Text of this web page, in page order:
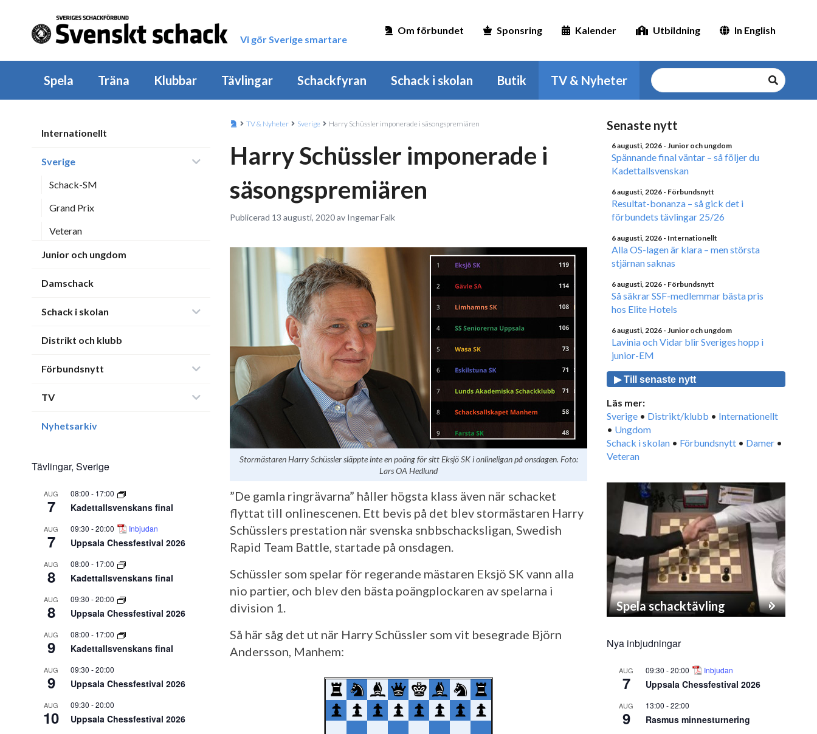
Vi gör Sverige smartare
Om förbundet Sponsring Kalender Utbildning In English
Spela Träna Klubbar Tävlingar Schackfyran Schack i skolan Butik TV & Nyheter
Internationellt
Sverige
Schack-SM
Grand Prix
Veteran
Junior och ungdom
Damschack
Schack i skolan
Distrikt och klubb
Förbundsnytt
TV
Nyhetsarkiv
Tävlingar, Sverige
AUG
7
08:00 - 17:00
Kadettallsvenskans final
AUG
7
09:30 -20:00 Inbjudan
Uppsala Chessfestival 2026
AUG
8
08:00 - 17:00
Kadettallsvenskans final
AUG
8
09:30 -20:00
Uppsala Chessfestival 2026
AUG
9
08:00 - 17:00
Kadettallsvenskans final
AUG
9
09:30 -20:00
Uppsala Chessfestival 2026
AUG
10
09:30 -20:00
Uppsala Chessfestival 2026
TV & Nyheter Sverige Harry Schüssler imponerade i säsongspremiären
Harry Schüssler imponerade i
säsongspremiären
Publicerad 13 augusti, 2020 av Ingemar Falk
Stormästaren Harry Schüssler släppte inte en poäng för sitt Eksjö SK i onlineligan på onsdagen. Foto:
Lars OA Hedlund
”De gamla ringrävarna” håller högsta klass även när schacket
flyttat till onlinescenen. Ett bevis på det blev stormästaren Harry
Schüsslers prestation när svenska snbbschacksligan, Swedish
Rapid Team Battle, startade på onsdagen.
Schüssler som spelar för regerande mästaren Eksjö SK vann alla
nio partier, och blev den bästa poängplockaren av spelarna i
division 1.
Så här såg det ut när Harry Schüssler som vit besegrade Björn
Andersson, Manhem:
Senaste nytt
6 augusti, 2026 - Junior och ungdom
Spännande final väntar – så följer du
Kadettallsvenskan
6 augusti, 2026 - Förbundsnytt
Resultat-bonanza – så gick det i
förbundets tävlingar 25/26
6 augusti, 2026 - Internationellt
Alla OS-lagen är klara – men största
stjärnan saknas
6 augusti, 2026 - Förbundsnytt
Så säkrar SSF-medlemmar bästa pris
hos Elite Hotels
6 augusti, 2026 - Junior och ungdom
Lavinia och Vidar blir Sveriges hopp i
junior-EM
▶ Till senaste nytt
Läs mer:
Sverige • Distrikt/klubb • Internationellt
• Ungdom
Schack i skolan • Förbundsnytt • Damer •
Veteran
Spela schacktävling
Nya inbjudningar
AUG
7
09:30 -20:00 Inbjudan
Uppsala Chessfestival 2026
AUG
9
13:00 -22:00
Rasmus minnesturnering